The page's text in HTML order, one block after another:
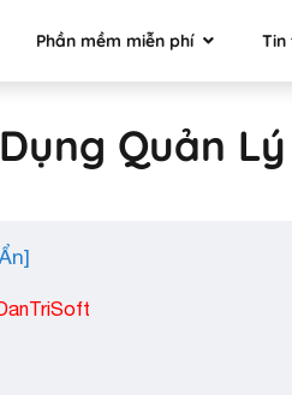
Phần mềm miễn phí Tin
Quản